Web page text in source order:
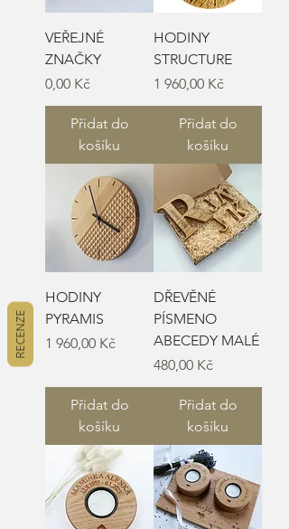
VEŘEJNÉ
ZNAČKY
Cena
0,00 Kč
Přidat do
košíku
HODINY
STRUCTURE
Cena
1 960,00 Kč
Přidat do
košíku
HODINY
PYRAMIS
Cena
1 960,00 Kč
Přidat do
košíku
DŘEVĚNÉ
PÍSMENO
ABECEDY MALÉ
Cena
480,00 Kč
Přidat do
košíku
RECENZE